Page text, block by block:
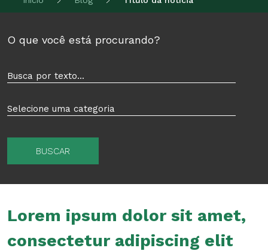
O que você está procurando?
Busca por texto...
Selecione uma categoria
BUSCAR
Lorem ipsum dolor sit amet,
consectetur adipiscing elit